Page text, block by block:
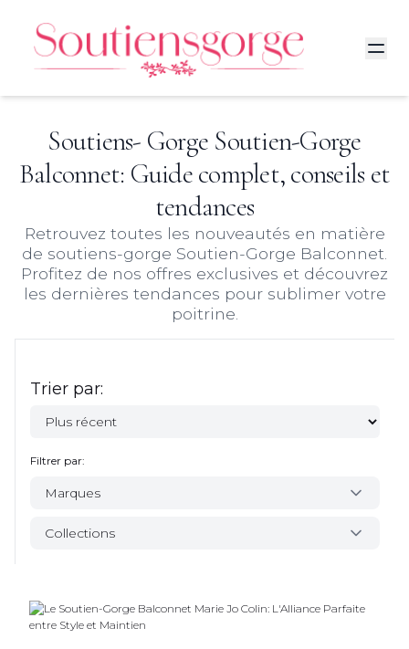
Soutiens- Gorge Soutien-Gorge
Balconnet: Guide complet, conseils et
tendances
Retrouvez toutes les nouveautés en matière
de soutiens-gorge Soutien-Gorge Balconnet
Profitez de nos offres exclusives et découvrez
les dernières tendances pour sublimer votre
poitrine.
Trier par:
Filtrer par:
Marques
Collections